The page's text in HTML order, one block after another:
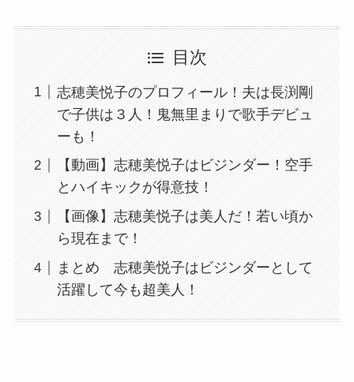
目次
志穂美悦子のプロフィール！夫は長渕剛
で子供は３人！鬼無里まりで歌手デビュ
ーも！
【動画】志穂美悦子はビジンダー！空手
とハイキックが得意技！
【画像】志穂美悦子は美人だ！若い頃か
ら現在まで！
まとめ 志穂美悦子はビジンダーとして
活躍して今も超美人！